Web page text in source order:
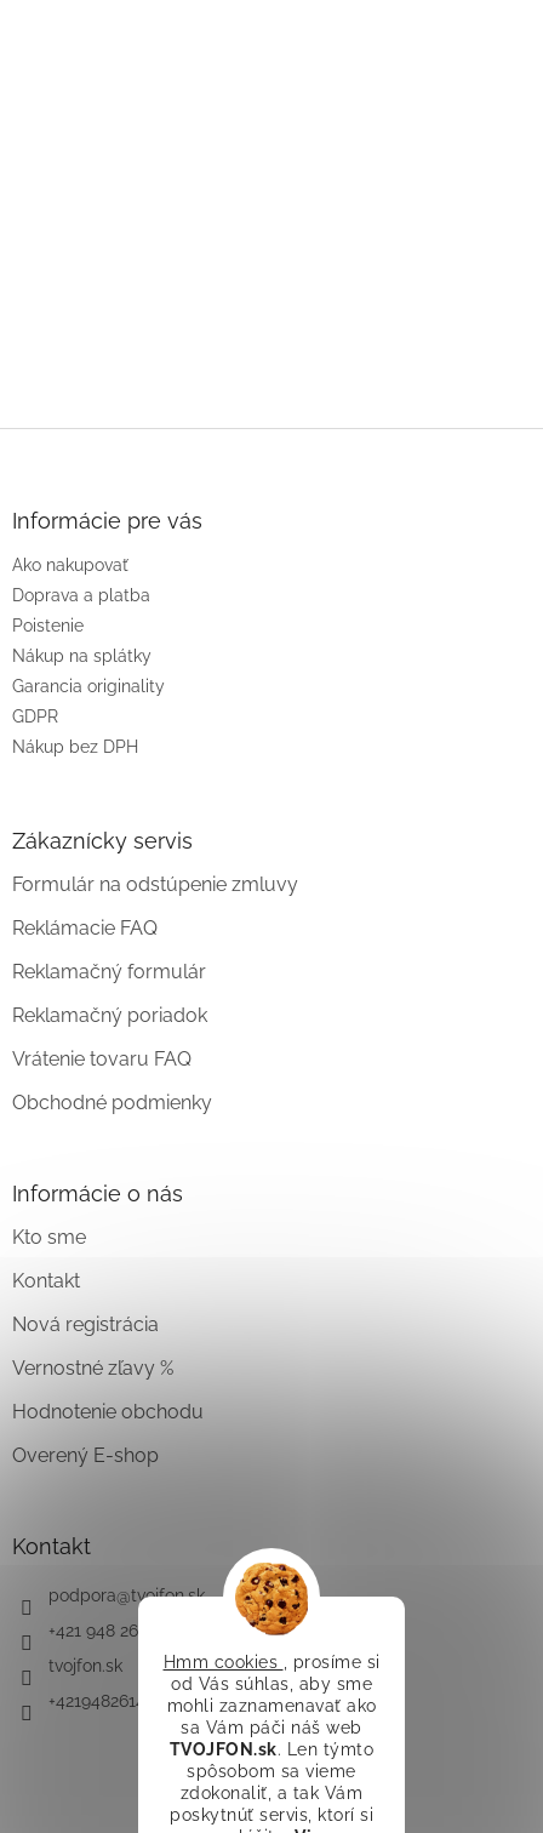
Hmm cookies
, prosíme si
od Vás súhlas, aby sme
mohli zaznamenavať ako
sa Vám páči náš web
TVOJFON.sk. Len týmto
spôsobom sa vieme
zdokonaliť, a tak Vám
poskytnúť servis, ktorí si
Informácie pre vás
Ako nakupovať
Doprava a platba
Poistenie
Nákup na splátky
Garancia originality
GDPR
Nákup bez DPH
Zákaznícky servis
Formulár na odstúpenie zmluvy
Reklámacie FAQ
Reklamačný formulár
Reklamačný poriadok
Vrátenie tovaru FAQ
Obchodné podmienky
Informácie o nás
Kto sme
Kontakt
Nová registrácia
Vernostné zľavy %
Hodnotenie obchodu
Overený E-shop
Kontakt
podpora@tvojfon.sk
+421 948 261 491
tvojfon.sk
+421948261491